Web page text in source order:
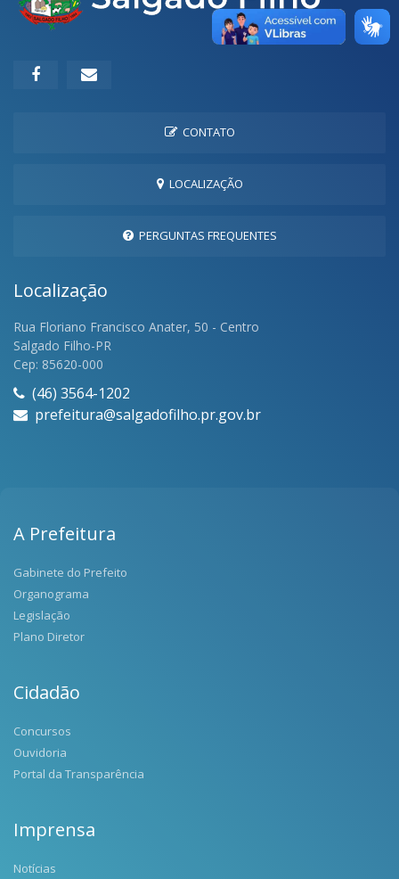
CONTATO
LOCALIZAÇÃO
PERGUNTAS FREQUENTES
Localização
Rua Floriano Francisco Anater, 50 - Centro
Salgado Filho-PR
Cep: 85620-000
(46) 3564-1202
prefeitura@salgadofilho.pr.gov.br
A Prefeitura
Gabinete do Prefeito
Organograma
Legislação
Plano Diretor
Cidadão
Concursos
Ouvidoria
Portal da Transparência
Imprensa
Notícias